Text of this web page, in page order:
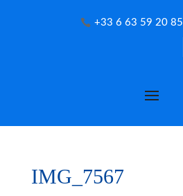
+33 6 63 59 20 85
IMG_7567